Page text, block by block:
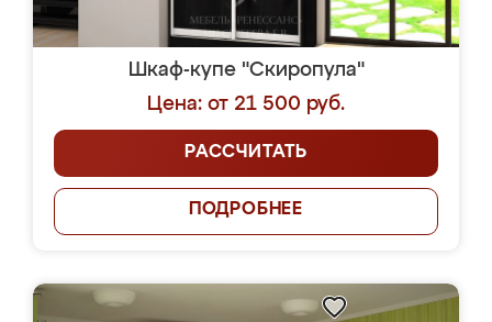
Шкаф-купе "Скиропула"
Цена: от 21 500 руб.
РАССЧИТАТЬ
ПОДРОБНЕЕ